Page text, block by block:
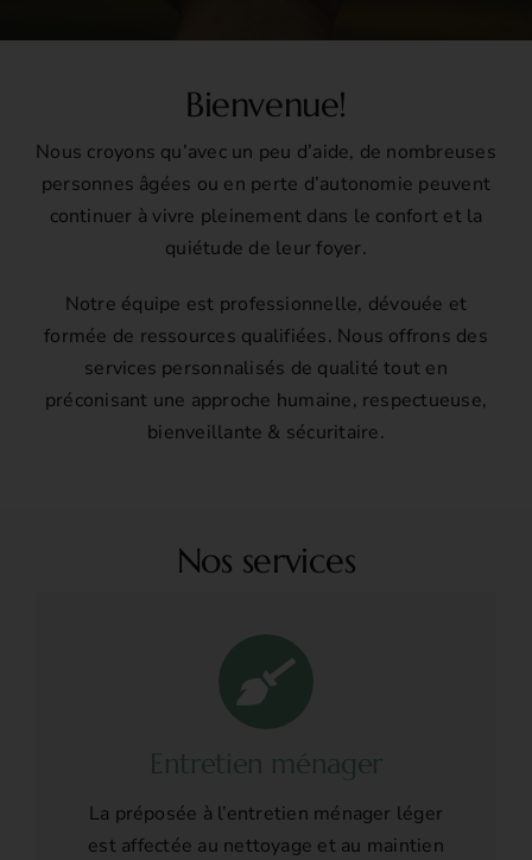
Bienvenue!
Nous croyons qu’avec un peu d’aide, de nombreuses
personnes âgées ou en perte d’autonomie peuvent
continuer à vivre pleinement dans le confort et la
quiétude de leur foyer.
Notre équipe est professionnelle, dévouée et
formée de ressources qualifiées. Nous offrons des
services personnalisés de qualité tout en
préconisant une approche humaine, respectueuse,
bienveillante & sécuritaire.
Nos services
Entretien ménager
La préposée à l’entretien ménager léger
est affectée au nettoyage et au maintien